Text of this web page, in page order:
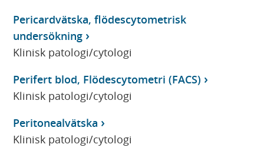
Pericardvätska, flödescytometrisk
undersökning
Klinisk patologi/cytologi
Perifert blod, Flödescytometri (FACS)
Klinisk patologi/cytologi
Peritonealvätska
Klinisk patologi/cytologi